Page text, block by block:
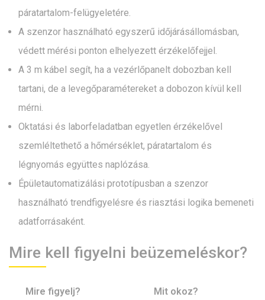
páratartalom-felügyeletére.
A szenzor használható egyszerű időjárásállomásban,
védett mérési ponton elhelyezett érzékelőfejjel.
A 3 m kábel segít, ha a vezérlőpanelt dobozban kell
tartani, de a levegőparamétereket a dobozon kívül kell
mérni.
Oktatási és laborfeladatban egyetlen érzékelővel
szemléltethető a hőmérséklet, páratartalom és
légnyomás együttes naplózása.
Épületautomatizálási prototípusban a szenzor
használható trendfigyelésre és riasztási logika bemeneti
adatforrásaként.
Mire kell figyelni beüzemeléskor?
Mire figyelj?
Mit okoz?